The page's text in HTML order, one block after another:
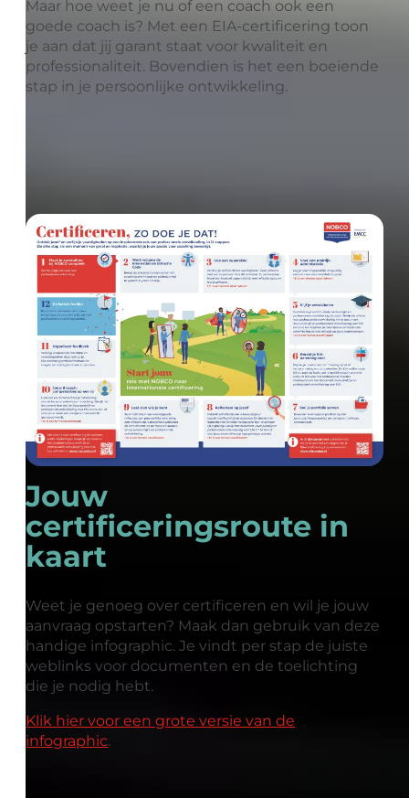
Maar hoe weet je nu of een coach ook een
goede coach is? Met een EIA-certificering toon
je aan dat jij garant staat voor kwaliteit en
professionaliteit. Bovendien is het een boeiende
stap in je persoonlijke ontwikkeling.
Jouw
certificeringsroute in
kaart
Weet je genoeg over certificeren en wil je jouw
aanvraag opstarten? Maak dan gebruik van deze
handige infographic. Je vindt per stap de juiste
weblinks voor documenten en de toelichting
die je nodig hebt.
Klik hier voor een grote versie van de
infographic.